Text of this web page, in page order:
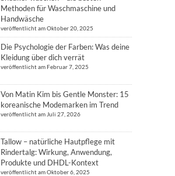
Methoden für Waschmaschine und
Handwäsche
veröffentlicht am Oktober 20, 2025
Die Psychologie der Farben: Was deine
Kleidung über dich verrät
veröffentlicht am Februar 7, 2025
Von Matin Kim bis Gentle Monster: 15
koreanische Modemarken im Trend
veröffentlicht am Juli 27, 2026
Tallow – natürliche Hautpflege mit
Rindertalg: Wirkung, Anwendung,
Produkte und DHDL-Kontext
veröffentlicht am Oktober 6, 2025